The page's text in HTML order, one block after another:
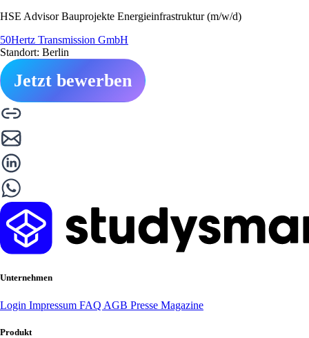
HSE Advisor Bauprojekte Energieinfrastruktur (m/w/d)
50Hertz Transmission GmbH
Standort: Berlin
Jetzt bewerben
Unternehmen
Login Impressum FAQ AGB Presse Magazine
Produkt